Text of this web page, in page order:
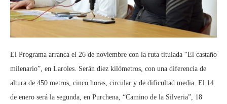
El Programa arranca el 26 de noviembre con la ruta titulada “El castaño
milenario”, en Laroles. Serán diez kilómetros, con una diferencia de
altura de 450 metros, cinco horas, circular y de dificultad media. El 14
de enero será la segunda, en Purchena, “Camino de la Silveria”, 18